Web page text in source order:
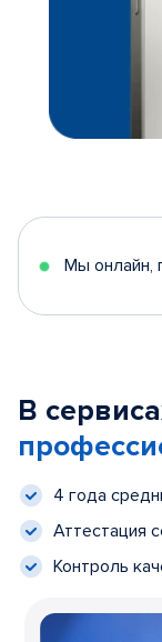
Мы онлайн,
В
4 года
Аттестация
Контроль